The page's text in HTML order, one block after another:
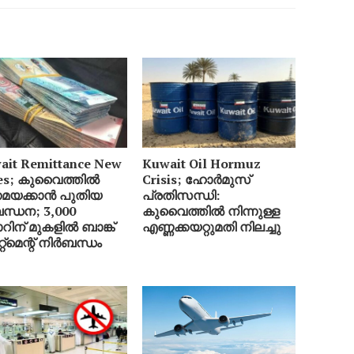
Remittance New
കുവൈത്തിൽ
പുതിയ
3,000
മുകളിൽ ബാങ്ക്
നിർബന്ധം
Kuwait Oil Hormuz
Crisis; ഹോർമുസ്
പ്രതിസന്ധി:
കുവൈത്തിൽ നിന്നുള്ള
എണ്ണക്കയറ്റുമതി നിലച്ചു